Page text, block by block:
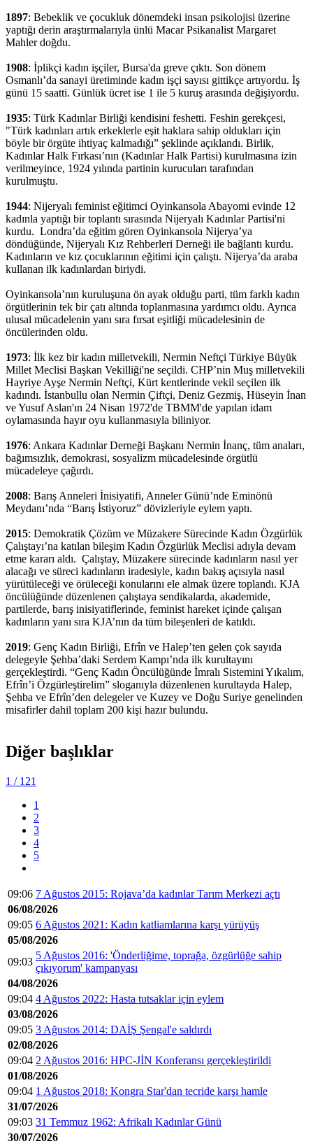
1897: Bebeklik ve çocukluk dönemdeki insan psikolojisi üzerine
yaptığı derin araştırmalarıyla ünlü Macar Psikanalist Margaret
Mahler doğdu.
1908: İplikçi kadın işçiler, Bursa'da greve çıktı. Son dönem
Osmanlı’da sanayi üretiminde kadın işçi sayısı gittikçe artıyordu. İş
günü 15 saatti. Günlük ücret ise 1 ile 5 kuruş arasında değişiyordu.
1935: Türk Kadınlar Birliği kendisini feshetti. Feshin gerekçesi,
"Türk kadınları artık erkeklerle eşit haklara sahip oldukları için
böyle bir örgüte ihtiyaç kalmadığı” şeklinde açıklandı. Birlik,
Kadınlar Halk Fırkası’nın (Kadınlar Halk Partisi) kurulmasına izin
verilmeyince, 1924 yılında partinin kurucuları tarafından
kurulmuştu.
1944: Nijeryalı feminist eğitimci Oyinkansola Abayomi evinde 12
kadınla yaptığı bir toplantı sırasında Nijeryalı Kadınlar Partisi'ni
kurdu. Londra’da eğitim gören Oyinkansola Nijerya’ya
döndüğünde, Nijeryalı Kız Rehberleri Derneği ile bağlantı kurdu.
Kadınların ve kız çocuklarının eğitimi için çalıştı. Nijerya’da araba
kullanan ilk kadınlardan biriydi.
Oyinkansola’nın kuruluşuna ön ayak olduğu parti, tüm farklı kadın
örgütlerinin tek bir çatı altında toplanmasına yardımcı oldu. Ayrıca
ulusal mücadelenin yanı sıra fırsat eşitliği mücadelesinin de
öncülerinden oldu.
1973: İlk kez bir kadın milletvekili, Nermin Neftçi Türkiye Büyük
Millet Meclisi Başkan Vekilliği'ne seçildi. CHP’nin Muş milletvekili
Hayriye Ayşe Nermin Neftçi, Kürt kentlerinde vekil seçilen ilk
kadındı. İstanbullu olan Nermin Çiftçi, Deniz Gezmiş, Hüseyin İnan
ve Yusuf Aslan'ın 24 Nisan 1972'de TBMM'de yapılan idam
oylamasında hayır oyu kullanmasıyla biliniyor.
1976: Ankara Kadınlar Derneği Başkanı Nermin İnanç, tüm anaları,
bağımsızlık, demokrasi, sosyalizm mücadelesinde örgütlü
mücadeleye çağırdı.
2008: Barış Anneleri İnisiyatifi, Anneler Günü’nde Eminönü
Meydanı’nda “Barış İstiyoruz” dövizleriyle eylem yaptı.
2015: Demokratik Çözüm ve Müzakere Sürecinde Kadın Özgürlük
Çalıştayı’na katılan bileşim Kadın Özgürlük Meclisi adıyla devam
etme kararı aldı. Çalıştay, Müzakere sürecinde kadınların nasıl yer
alacağı ve süreci kadınların iradesiyle, kadın bakış açısıyla nasıl
yürütüleceği ve örüleceği konularını ele almak üzere toplandı. KJA
öncülüğünde düzenlenen çalıştaya sendikalarda, akademide,
partilerde, barış inisiyatiflerinde, feminist hareket içinde çalışan
kadınların yanı sıra KJA’nın da tüm bileşenleri de katıldı.
2019: Genç Kadın Birliği, Efrîn ve Halep’ten gelen çok sayıda
delegeyle Şehba’daki Serdem Kampı’nda ilk kurultayını
gerçekleştirdi. “Genç Kadın Öncülüğünde İmralı Sistemini Yıkalım,
Efrîn’i Özgürleştirelim” sloganıyla düzenlenen kurultayda Halep,
Şehba ve Efrîn’den delegeler ve Kuzey ve Doğu Suriye genelinden
misafirler dahil toplam 200 kişi hazır bulundu.
Diğer başlıklar
1 / 121
1
2
3
4
5
09:06 7 Ağustos 2015: Rojava’da kadınlar Tarım Merkezi açtı
06/08/2026
09:05 6 Ağustos 2021: Kadın katliamlarına karşı yürüyüş
05/08/2026
09:03
5 Ağustos 2016: 'Önderliğime, toprağa, özgürlüğe sahip
çıkıyorum' kampanyası
04/08/2026
09:04 4 Ağustos 2022: Hasta tutsaklar için eylem
03/08/2026
09:05 3 Ağustos 2014: DAİŞ Şengal'e saldırdı
02/08/2026
09:04 2 Ağustos 2016: HPC-JİN Konferansı gerçekleştirildi
01/08/2026
09:04 1 Ağustos 2018: Kongra Star'dan tecride karşı hamle
31/07/2026
09:03 31 Temmuz 1962: Afrikalı Kadınlar Günü
30/07/2026